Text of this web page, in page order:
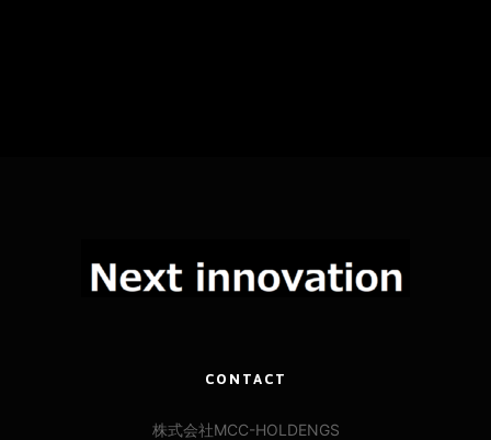
CONTACT
株式会社MCC-HOLDENGS